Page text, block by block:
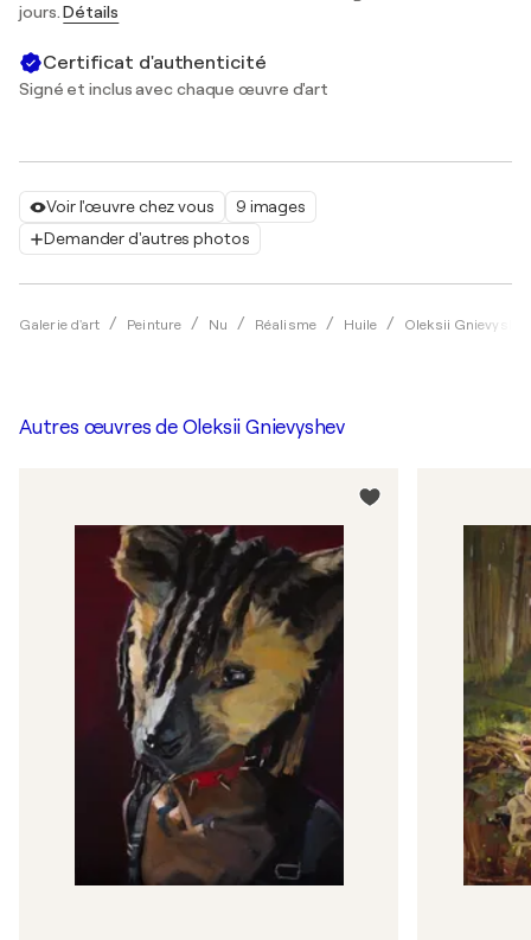
Voir l'œuvre chez vous
9 images
Demander d'autres photos
Galerie d'art Peinture Nu Réalisme Huile Oleksii Gnievyshev
jours.Détails
Certificat d'authenticité
Signé et inclus avec chaque œuvre d'art
Autres œuvres de Oleksii Gnievyshev